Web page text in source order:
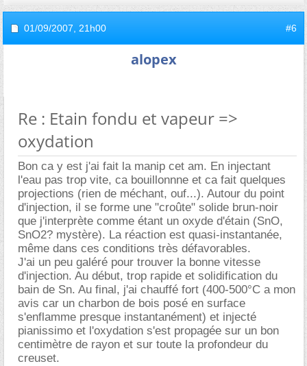
01/09/2007, 21h00 #6
alopex
Re : Etain fondu et vapeur =>
oxydation
Bon ca y est j'ai fait la manip cet am. En injectant
l'eau pas trop vite, ca bouillonnne et ca fait quelques
projections (rien de méchant, ouf...). Autour du point
d'injection, il se forme une "croûte" solide brun-noir
que j'interprète comme étant un oxyde d'étain (SnO,
SnO2? mystère). La réaction est quasi-instantanée,
même dans ces conditions très défavorables.
J'ai un peu galéré pour trouver la bonne vitesse
d'injection. Au début, trop rapide et solidification du
bain de Sn. Au final, j'ai chauffé fort (400-500°C a mon
avis car un charbon de bois posé en surface
s'enflamme presque instantanément) et injecté
pianissimo et l'oxydation s'est propagée sur un bon
centimètre de rayon et sur toute la profondeur du
creuset.